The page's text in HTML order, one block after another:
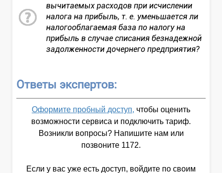
вычитаемых расходов при исчислении
налога на прибыль, т. е. уменьшается ли
налогооблагаемая база по налогу на
прибыль в случае списания безнадежной
задолженности дочернего предприятия?
Ответы экспертов:
Оформите пробный доступ, чтобы оценить
возможности сервиса и подключить тариф.
Возникли вопросы? Напишите нам или
позвоните 1172.
Если у вас уже есть доступ, войдите по своим